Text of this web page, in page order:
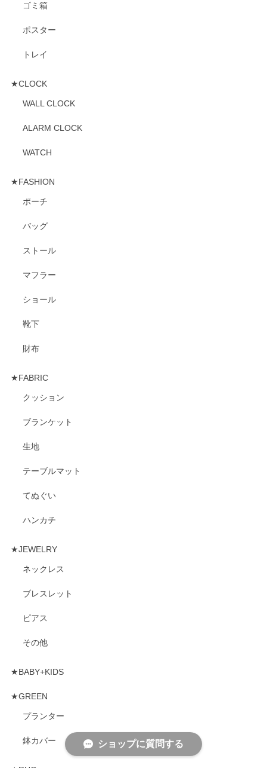
ゴミ箱
ポスター
トレイ
★CLOCK
WALL CLOCK
ALARM CLOCK
WATCH
★FASHION
ポーチ
バッグ
ストール
マフラー
ショール
靴下
財布
★FABRIC
クッション
ブランケット
生地
テーブルマット
てぬぐい
ハンカチ
★JEWELRY
ネックレス
ブレスレット
ピアス
その他
★BABY+KIDS
★GREEN
プランター
鉢カバー ショップに質問する